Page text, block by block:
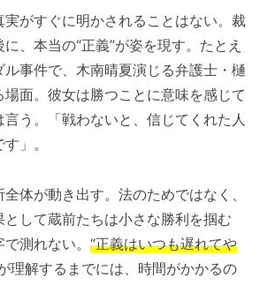
実がすぐに明かされることはない。裁
、本当の“正義”が姿を現す。たとえ
事件で、木南晴夏演じる弁護士・樋
面。彼女は勝つことに意味を感じて
う。「戦わないと、信じてくれた人
」。
体が動き出す。法のためではなく、
して蔵前たちは小さな勝利を掴む
測れない。 “正義はいつも遅れてや
理解するまでには、時間がかかるの